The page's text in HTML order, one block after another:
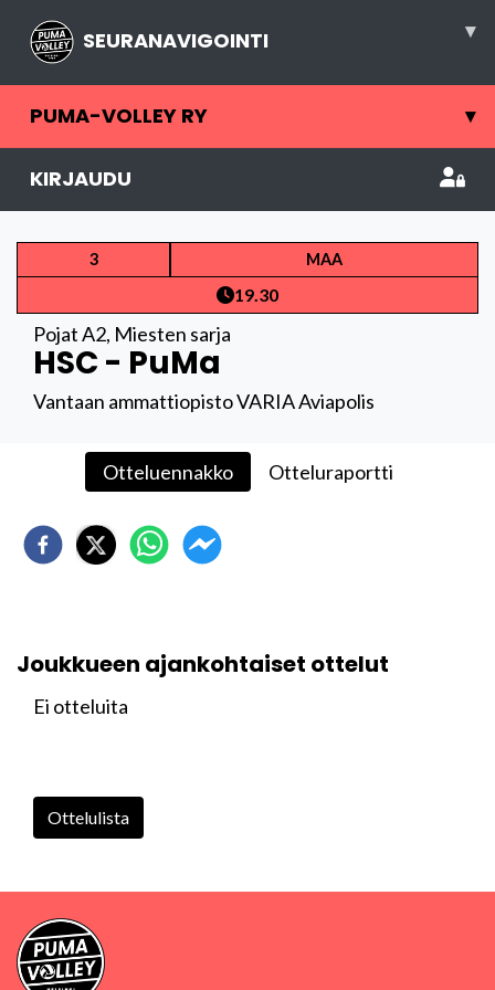
SEURANAVIGOINTI ▾
PUMA-VOLLEY RY ▾
KIRJAUDU
3 MAA
19.30
Pojat A2, Miesten sarja
HSC - PuMa
Vantaan ammattiopisto VARIA Aviapolis
Otteluennakko Otteluraportti
Joukkueen ajankohtaiset ottelut
Ei otteluita
Ottelulista